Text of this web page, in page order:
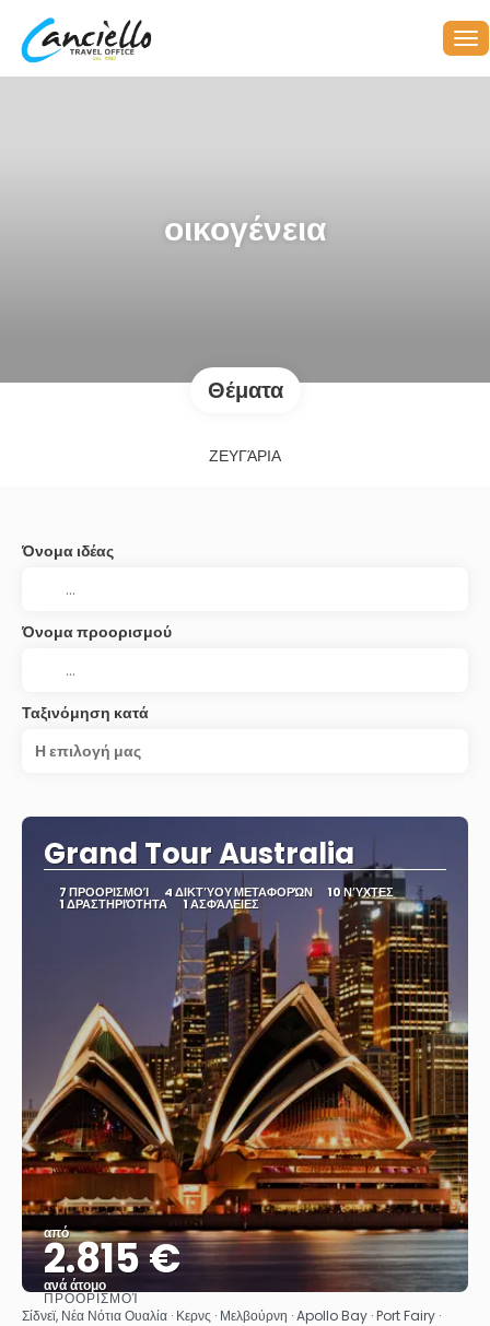
οικογένεια
Θέματα
ΖΕΥΓΆΡΙΑ
Όνομα ιδέας
Όνομα προορισμού
Ταξινόμηση κατά
Η επιλογή μας
Grand Tour Australia
7 ΠΡΟΟΡΙΣΜΟΊ 4 ΔΙΚΤΎΟΥ ΜΕΤΑΦΟΡΏΝ 10 ΝΎΧΤΕΣ
1 ΔΡΑΣΤΗΡΙΌΤΗΤΑ 1 ΑΣΦΆΛΕΙΕΣ
από
2.815 €
ανά άτομο
Βλέπω
ΠΡΟΟΡΙΣΜΟΊ
Σίδνεϊ, Νέα Νότια Ουαλία · Κερνς · Μελβούρνη · Apollo Bay · Port Fairy ·